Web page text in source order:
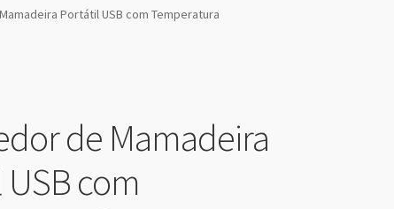
Portátil USB com Temperatura
de Mamadeira
com